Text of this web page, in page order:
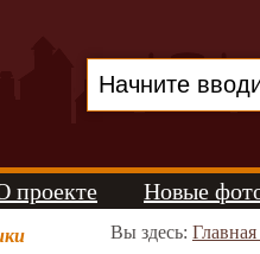
проекте Новые
Вы здесь: